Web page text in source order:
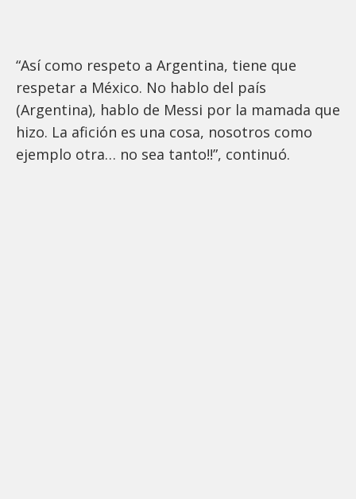
“Así como respeto a Argentina, tiene que
respetar a México. No hablo del país
(Argentina), hablo de Messi por la mamada que
hizo. La afición es una cosa, nosotros como
ejemplo otra… no sea tanto!!”, continuó.